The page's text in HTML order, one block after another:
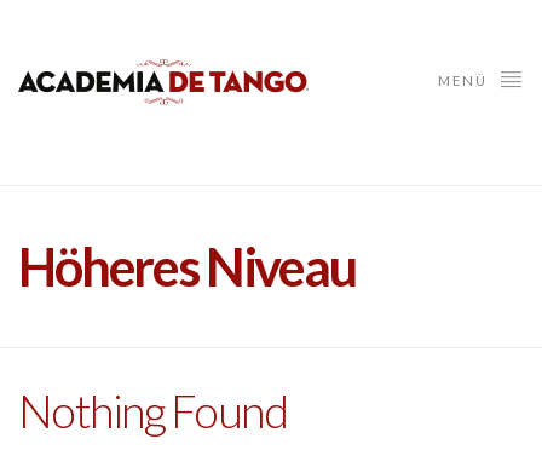
MENÜ
Höheres Niveau
Nothing Found